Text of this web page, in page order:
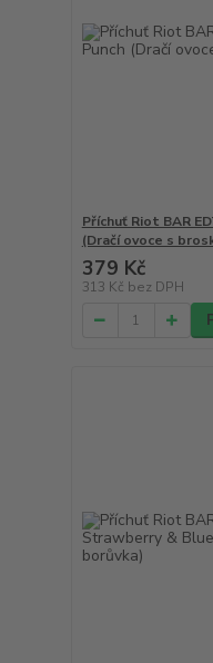
Příchuť Riot BAR
(Dračí ovoce s
379 Kč
313 Kč bez DPH